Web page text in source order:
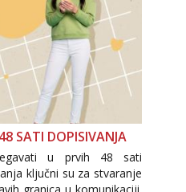
SATI DOPISIVANJA
u prvih 48 sati
ključni su za stvaranje